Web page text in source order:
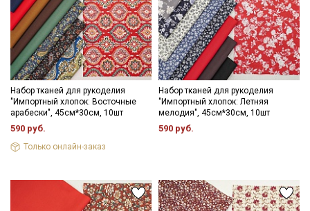
Набор тканей для рукоделия
"Импортный хлопок: Восточные
арабески", 45см*30см, 10шт
590 руб.
Только онлайн-заказ
Набор тканей для рукоделия
"Импортный хлопок: Летняя
мелодия", 45см*30см, 10шт
590 руб.